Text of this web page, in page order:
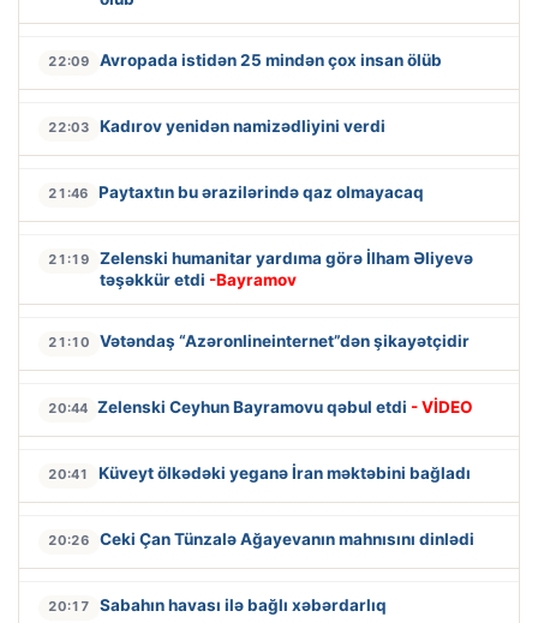
22:09 Avropada istidən 25 mindən çox insan ölüb
22:03 Kadırov yenidən namizədliyini verdi
21:46 Paytaxtın bu ərazilərində qaz olmayacaq
21:19
Zelenski humanitar yardıma görə İlham Əliyevə
təşəkkür etdi -Bayramov
21:10 Vətəndaş “Azəronlineinternet”dən şikayətçidir
20:44 Zelenski Ceyhun Bayramovu qəbul etdi - VİDEO
20:41 Küveyt ölkədəki yeganə İran məktəbini bağladı
20:26 Ceki Çan Tünzalə Ağayevanın mahnısını dinlədi
20:17 Sabahın havası ilə bağlı xəbərdarlıq